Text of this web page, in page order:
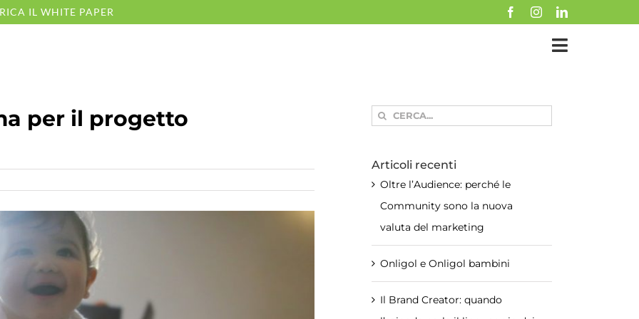
IL WHITE PAPER
per il progetto
Cerca
Articoli recenti
Oltre l’Audience: perché le
Community sono la nuova
valuta del marketing
Onligol e Onligol bambini
Il Brand Creator: quando